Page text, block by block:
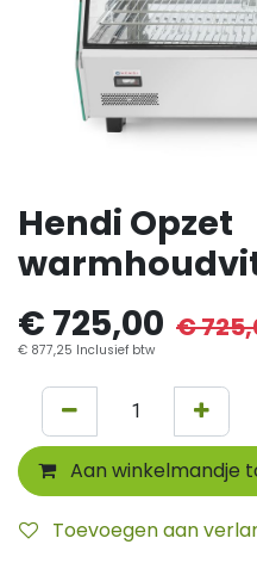
Hendi Opzet
€ 725,00 €
€ 877,25 Inclusief btw
Aan winkelmandje
Toevoegen aan